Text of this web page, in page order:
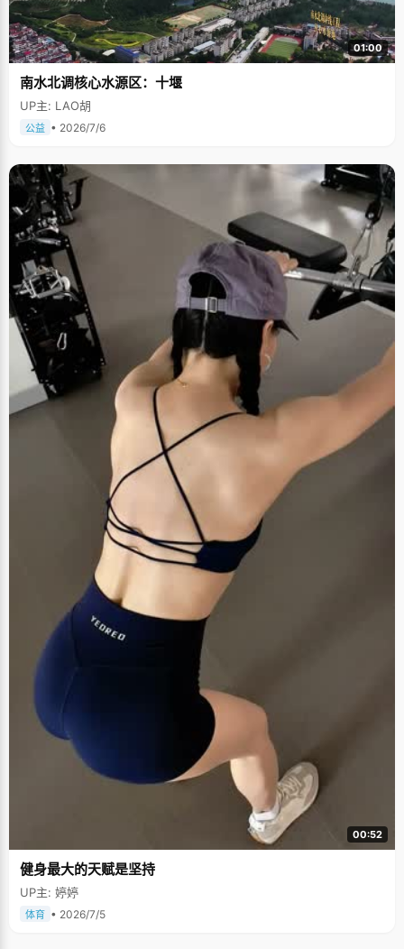
01:00
南水北调核心水源区：十堰
UP主: LAO胡
公益 • 2026/7/6
00:52
健身最大的天赋是坚持
UP主: 婷婷
体育 • 2026/7/5